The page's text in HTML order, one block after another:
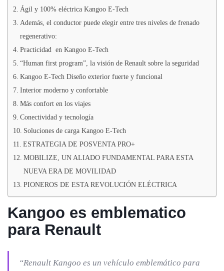
Ágil y 100% eléctrica Kangoo E-Tech
Además, el conductor puede elegir entre tres niveles de frenado
regenerativo:
Practicidad en Kangoo E-Tech
“Human first program”, la visión de Renault sobre la seguridad
Kangoo E-Tech Diseño exterior fuerte y funcional
Interior moderno y confortable
Más confort en los viajes
Conectividad y tecnología
Soluciones de carga Kangoo E-Tech
ESTRATEGIA DE POSVENTA PRO+
MOBILIZE, UN ALIADO FUNDAMENTAL PARA ESTA
NUEVA ERA DE MOVILIDAD
PIONEROS DE ESTA REVOLUCIÓN ELÉCTRICA
Kangoo es emblematico
para Renault
“Renault Kangoo es un vehículo emblemático para